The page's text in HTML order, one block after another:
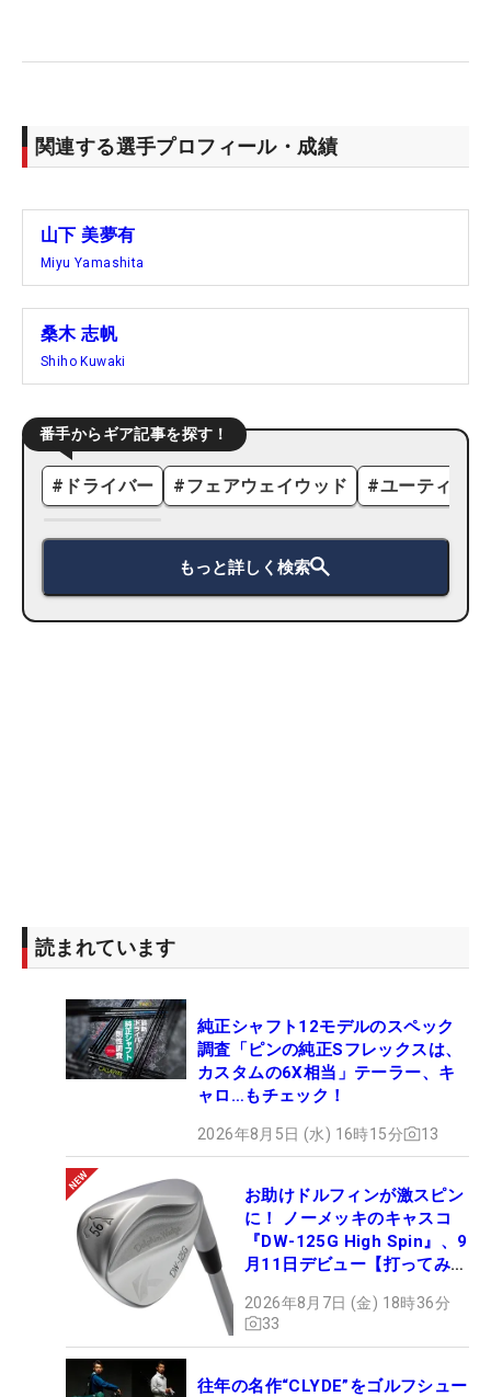
関連する選手プロフィール・成績
山下 美夢有
Miyu Yamashita
桑木 志帆
Shiho Kuwaki
番手からギア記事を探す！
# ドライバー #フェアウェイウッド #ユーティリ
もっと詳しく検索
読まれています
純正シャフト12モデルのスペック
調査「ピンの純正Sフレックスは、
カスタムの6X相当」テーラー、キ
ャロ…もチェック！
2026年8月5日 (水) 16時15分 13
お助けドルフィンが激スピン
に！ ノーメッキのキャスコ
『DW-125G High Spin』、9
月11日デビュー【打ってみ
2026年8月7日 (金) 18時36分
33
往年の名作“CLYDE”をゴルフシュー